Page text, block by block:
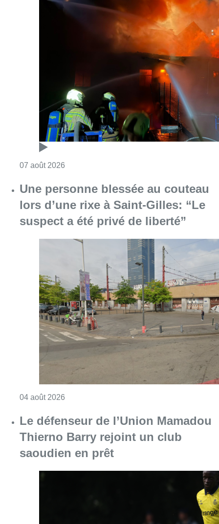
Consulter l'article "Schaerbeek : un
Une personne blessée au couteau
lors d’une rixe à Saint-Gilles: “Le
suspect a été privé de liberté”
Consulter l'article "Une personne blessée
Le défenseur de l’Union Mamadou
Thierno Barry rejoint un club
saoudien en prêt
Consulter l'article "Le défenseur de